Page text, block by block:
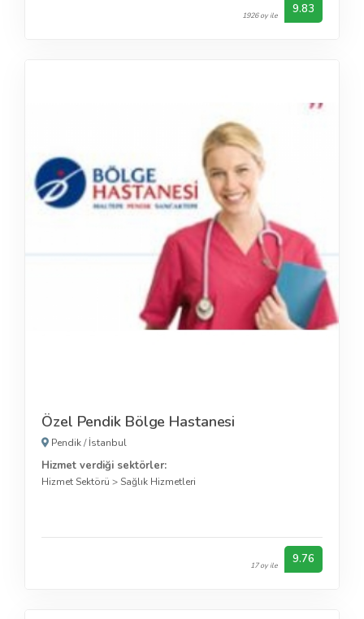
1926 oy ile 9.83
Özel Pendik Bölge Hastanesi
Pendik/İstanbul
Hizmet verdiği sektörler:
Hizmet Sektörü > Sağlık Hizmetleri
17 oy ile 9.76